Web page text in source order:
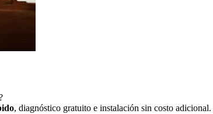
, diagnóstico gratuito e instalación sin costo